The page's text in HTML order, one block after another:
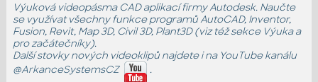
Výuková videopásma CAD aplikací firmy Autodesk. Naučte
se využívat všechny funkce programů AutoCAD, Inventor,
Fusion, Revit, Map 3D, Civil 3D, Plant3D (viz též sekce Výukaa
pro začátečníky).
Další stovky nových videoklipů najdete i na YouTube kanálu
@ArkanceSystemsCZ
.